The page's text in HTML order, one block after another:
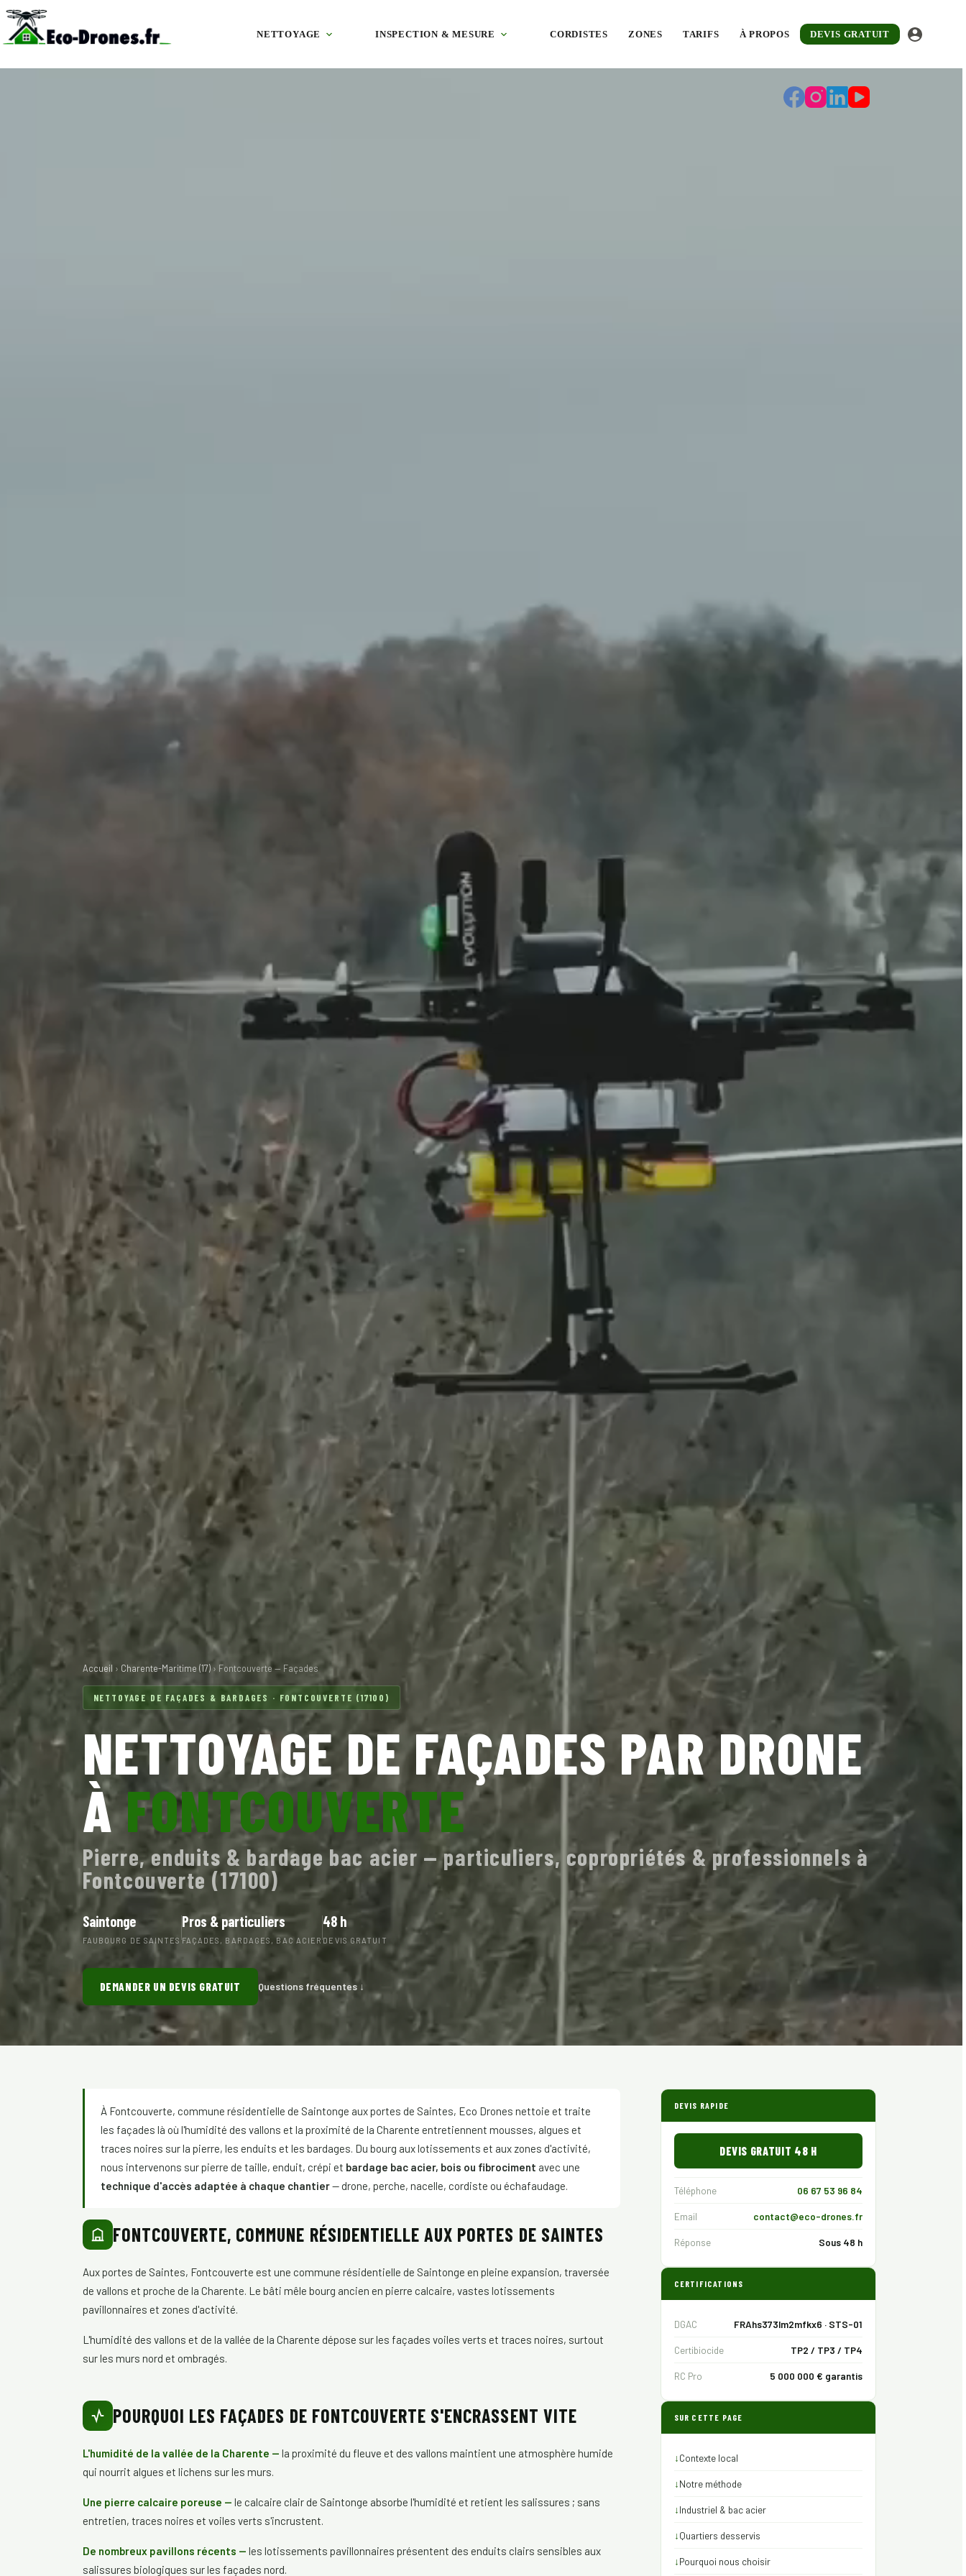
NETTOYAGE INSPECTION & MESURE CORDISTES ZONES TARIFS À PROPOS DEVIS GRATUIT
Accueil › Charente-Maritime (17)› Fontcouverte — Façades
NETTOYAGE DE FAÇADES & BARDAGES · FONTCOUVERTE (17100)
NETTOYAGE DE FAÇADES PAR DRONE
ÀFONTCOUVERTE
Pierre, enduits & bardage bac acier — particuliers, copropriétés & professionnels à
Fontcouverte (17100)
Saintonge
FAUBOURG DE SAINTES
Pros & particuliers
FAÇADES, BARDAGES, BAC ACIER
48 h
DEVIS GRATUIT
DEMANDER UN DEVIS GRATUIT Questions fréquentes ↓
À Fontcouverte, commune résidentielle de Saintonge aux portes de Saintes, Eco Drones nettoie et traite
les façades là où l'humidité des vallons et la proximité de la Charente entretiennent mousses, algues et
traces noires sur la pierre, les enduits et les bardages. Du bourg aux lotissements et aux zones d'activité,
nous intervenons sur pierre de taille, enduit, crépi et bardage bac acier, bois ou fibrociment avec une
technique d'accès adaptée à chaque chantier— drone, perche, nacelle, cordiste ou échafaudage.
FONTCOUVERTE, COMMUNE RÉSIDENTIELLE AUX PORTES DE SAINTES
Aux portes de Saintes, Fontcouverte est une commune résidentielle de Saintonge en pleine expansion, traversée
de vallons et proche de la Charente. Le bâti mêle bourg ancien en pierre calcaire, vastes lotissements
pavillonnaires et zones d'activité.
L'humidité des vallons et de la vallée de la Charente dépose sur les façades voiles verts et traces noires, surtout
sur les murs nord et ombragés.
POURQUOI LES FAÇADES DE FONTCOUVERTE S'ENCRASSENT VITE
L'humidité de la vallée de la Charente — la proximité du fleuve et des vallons maintient une atmosphère humide
qui nourrit algues et lichens sur les murs.
Une pierre calcaire poreuse — le calcaire clair de Saintonge absorbe l'humidité et retient les salissures ; sans
entretien, traces noires et voiles verts s'incrustent.
De nombreux pavillons récents — les lotissements pavillonnaires présentent des enduits clairs sensibles aux
salissures biologiques sur les façades nord.
DEVIS RAPIDE
DEVIS GRATUIT 48 H
Téléphone 06 67 53 96 84
Email contact@eco-drones.fr
Réponse Sous 48 h
CERTIFICATIONS
DGAC FRAhs373lm2mfkx6 · STS-01
Certibiocide TP2 / TP3 / TP4
RC Pro 5 000 000 € garantis
SUR CETTE PAGE
↓Contexte local
↓Notre méthode
↓Industriel & bac acier
↓Quartiers desservis
↓Pourquoi nous choisir